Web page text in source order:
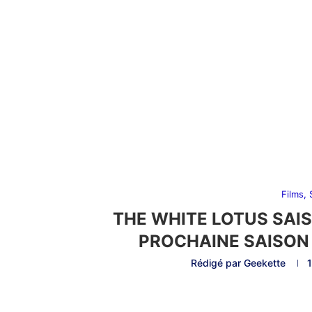
Films,
THE WHITE LOTUS
PROCHAINE SAISON
Rédigé par Geekette